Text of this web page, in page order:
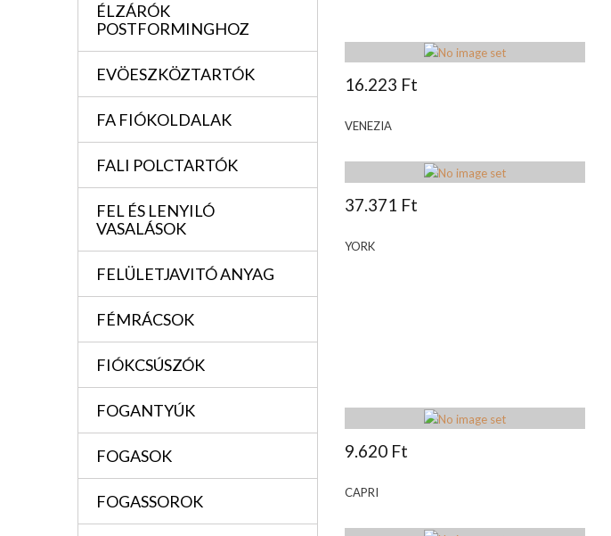
ÉLZÁRÓK
POSTFORMINGHOZ
EVÖESZKÖZTARTÓK
FA FIÓKOLDALAK
FALI POLCTARTÓK
FEL ÉS LENYILÓ
VASALÁSOK
FELÜLETJAVITÓ ANYAG
FÉMRÁCSOK
FIÓKCSÚSZÓK
FOGANTYÚK
FOGASOK
FOGASSOROK
16.223 Ft
VENEZIA
37.371 Ft
YORK
9.620 Ft
CAPRI